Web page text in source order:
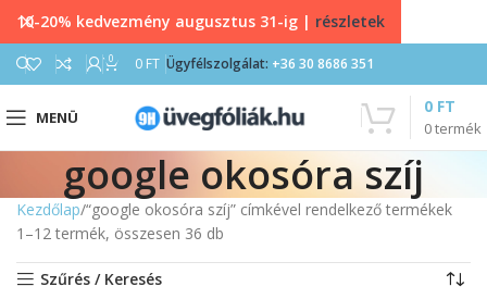
0 0 FT Ügyfélszolgálat: +36 30 8686 351
MENÜ
0termék
0 FT
google okosóra szíj
Kezdőlap “google okosóra szíj” címkével rendelkező termékek
1–12 termék, összesen 36 db
Szűrés / Keresés
10-20% kedvezmény augusztus 31-ig | részletek